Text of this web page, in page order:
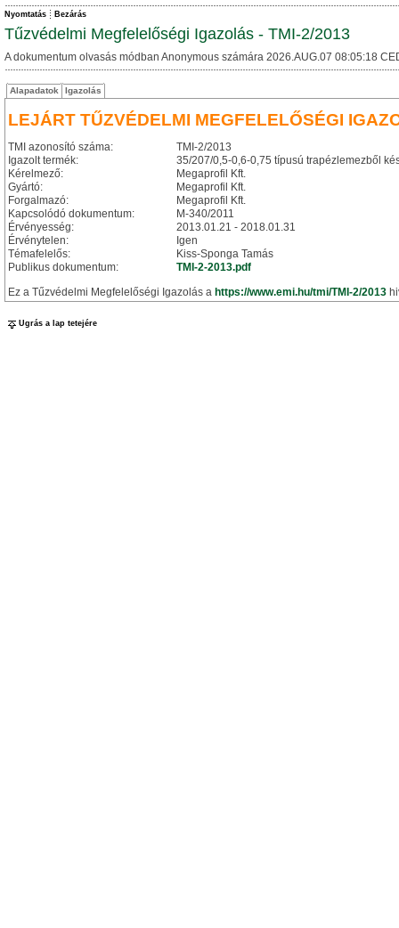
Nyomtatás Bezárás
Tűzvédelmi Megfelelőségi Igazolás - TMI-2/2013
A dokumentum olvasás módban Anonymous számára 2026.AUG.07 08:05:18
Alapadatok Igazolás
LEJÁRT TŰZVÉDELMI MEGFELELŐSÉGI
TMI azonosító száma:
TMI-2/2013
Igazolt termék:
35/207/0,5-0,6-0,75 típusú trapézlemezből
Kérelmező:
Megaprofil Kft.
Gyártó:
Megaprofil Kft.
Forgalmazó:
Megaprofil Kft.
Kapcsolódó dokumentum:
M-340/2011
Érvényesség:
2013.01.21 - 2018.01.31
Érvénytelen:
Igen
Témafelelős:
Kiss-Sponga Tamás
Publikus dokumentum:
TMI-2-2013.pdf
Ez a Tűzvédelmi Megfelelőségi Igazolás a https://www.emi.hu/tmi/TMI-2/2013
Ugrás a lap tetejére